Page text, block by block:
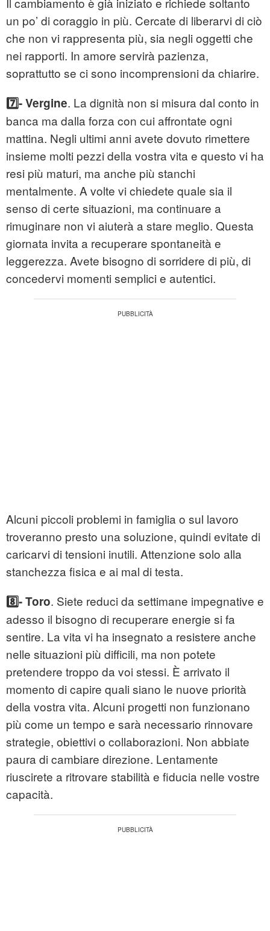
un po’ di coraggio in più. Cercate di liberarvi di ciò
che non vi rappresenta più, sia negli oggetti che
nei rapporti. In amore servirà pazienza,
soprattutto se ci sono incomprensioni da chiarire.
7️⃣- Vergine. La dignità non si misura dal conto in
banca ma dalla forza con cui affrontate ogni
mattina. Negli ultimi anni avete dovuto rimettere
insieme molti pezzi della vostra vita e questo vi ha
resi più maturi, ma anche più stanchi
mentalmente. A volte vi chiedete quale sia il
senso di certe situazioni, ma continuare a
rimuginare non vi aiuterà a stare meglio. Questa
giornata invita a recuperare spontaneità e
leggerezza. Avete bisogno di sorridere di più, di
concedervi momenti semplici e autentici.
Alcuni piccoli problemi in famiglia o sul lavoro
troveranno presto una soluzione, quindi evitate di
caricarvi di tensioni inutili. Attenzione solo alla
stanchezza fisica e ai mal di testa.
8️⃣- Toro. Siete reduci da settimane impegnative e
adesso il bisogno di recuperare energie si fa
sentire. La vita vi ha insegnato a resistere anche
nelle situazioni più difficili, ma non potete
pretendere troppo da voi stessi. È arrivato il
momento di capire quali siano le nuove priorità
della vostra vita. Alcuni progetti non funzionano
più come un tempo e sarà necessario rinnovare
strategie, obiettivi o collaborazioni. Non abbiate
paura di cambiare direzione. Lentamente
riuscirete a ritrovare stabilità e fiducia nelle vostre
capacità.